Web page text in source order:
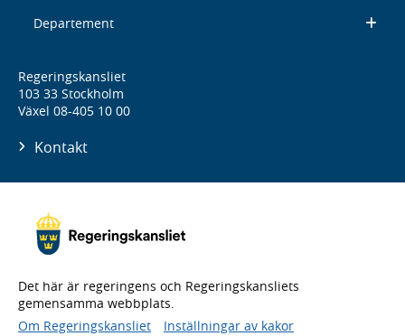
Departement
Regeringskansliet
103 33 Stockholm
Växel 08-405 10 00
Kontakt
Det här är regeringens och Regeringskansliets
gemensamma webbplats.
Om Regeringskansliet
Inställningar av kakor